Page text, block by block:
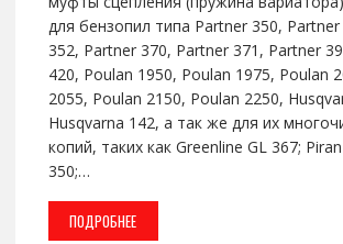
для бензопил типа Partner 350,
352, Partner 370, Partner 371, Partner
420, Poulan 1950, Poulan 1975, Poulan
2055, Poulan 2150, Poulan 2250,
Husqvarna 142, а так же для их
копий, таких как Greenline GL 367;
350;…
ПОДРОБНЕЕ